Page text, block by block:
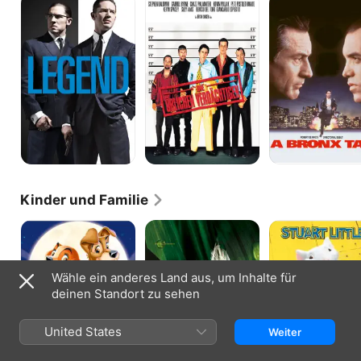
üblichen
Verdächtigen
Straßen
der
Bronx
Kinder und Familie
Susi
und
Strolch
-
Kleine
großes
Abenteuer
Arthur
und
die
Stuart
Little
Wähle ein anderes Land aus, um Inhalte für
deinen Standort zu sehen
United States Weiter